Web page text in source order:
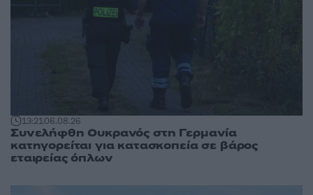
13:2106.08.26
Συνελήφθη Ουκρανός στη Γερμανία
κατηγορείται για κατασκοπεία σε βάρος
εταιρείας όπλων